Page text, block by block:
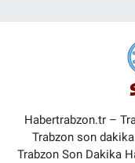
Habertrabzon.tr –
Trabzon son
Trabzon Son Dakika